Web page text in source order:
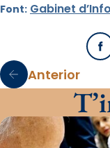
Font: Gabinet
Anterior